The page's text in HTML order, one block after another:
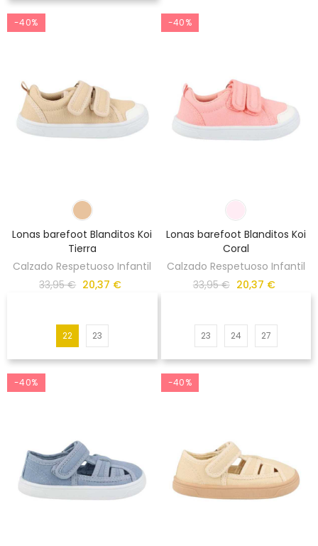
-40%
Lonas barefoot Blanditos Koi
Tierra
Calzado Respetuoso Infantil
33,95 € 20,37 €
22 23
-40%
Lonas barefoot Blanditos Koi
Coral
Calzado Respetuoso Infantil
33,95 € 20,37 €
23 24 27
-40% -40%